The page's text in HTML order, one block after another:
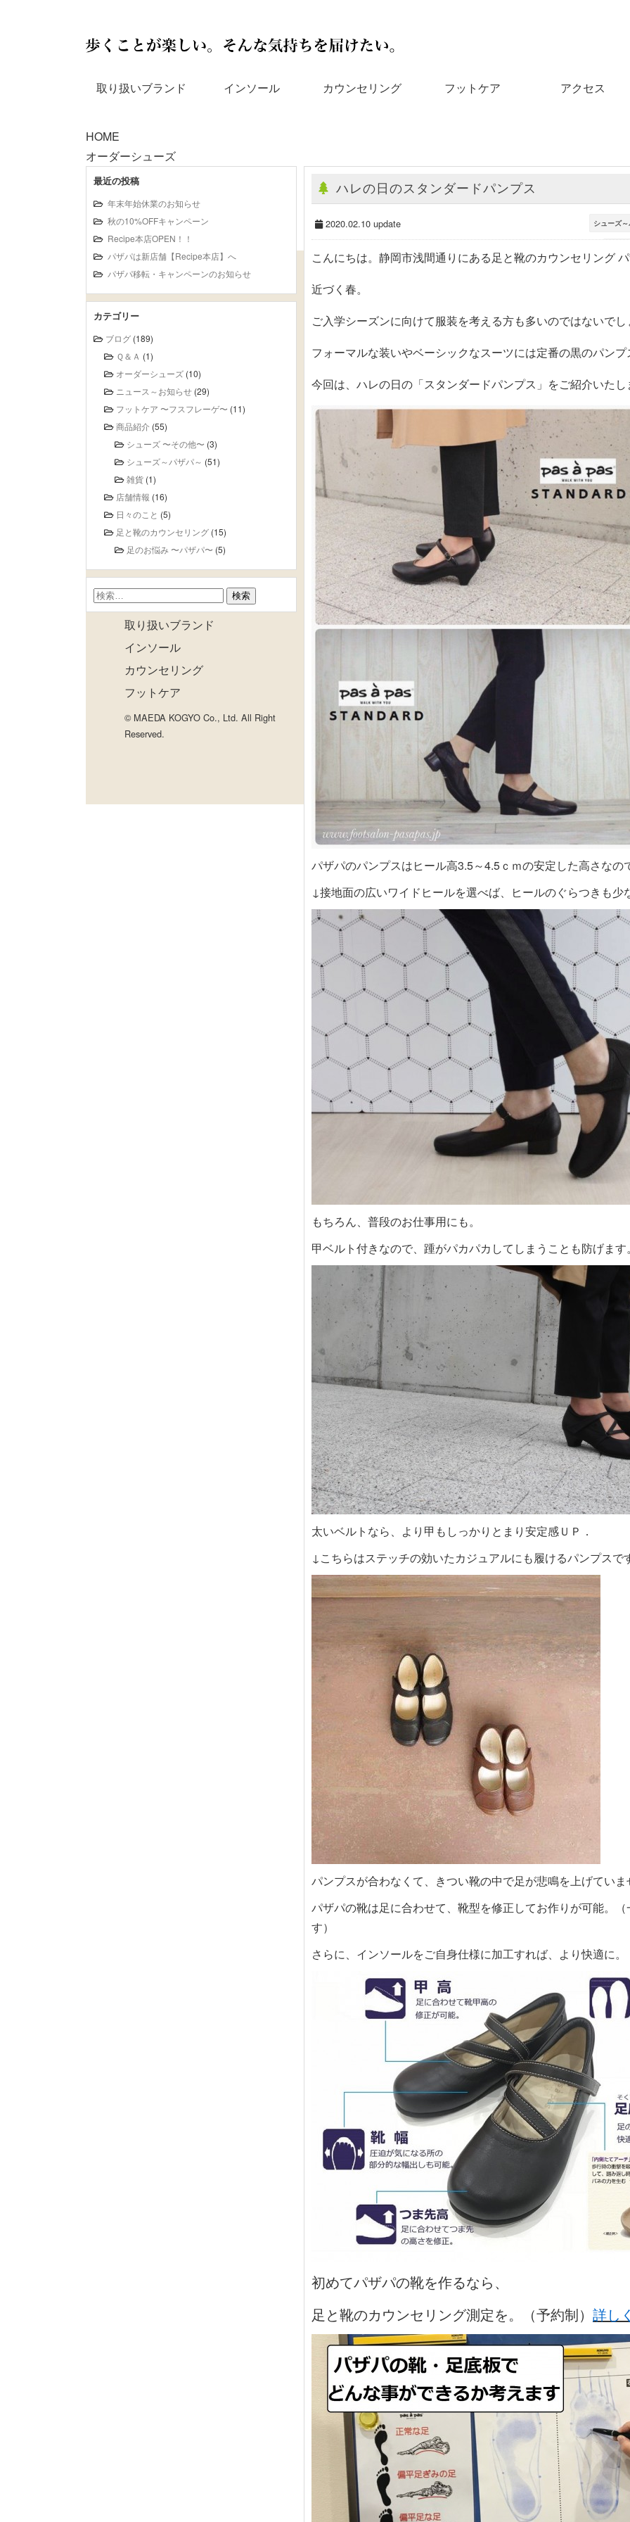
取り扱いブランド インソール カウンセリング フットケア アクセス
HOME
オーダーシューズ
ハレの日のスタンダードパンプス
シューズ
2020.02.10 update
こんにちは。静岡市浅間通りにある足と靴のカウンセリング
近づく春。
ご入学シーズンに向けて服装を考える方も多いのではないで
フォーマルな装いやベーシックなスーツには定番の黒のパンプ
今回は、ハレの日の「スタンダードパンプス」をご紹介いたし
パザパのパンプスはヒール高3.5～4.5ｃｍの安定した高さな
↓接地面の広いワイドヒールを選べば、ヒールのぐらつきも少
もちろん、普段のお仕事用にも。
甲ベルト付きなので、踵がパカパカしてしまうことも防げます
太いベルトなら、より甲もしっかりとまり安定感ＵＰ．
↓こちらはステッチの効いたカジュアルにも履けるパンプスで
パンプスが合わなくて、きつい靴の中で足が悲鳴を上げてい
パザパの靴は足に合わせて、靴型を修正してお作りが可能。
す）
さらに、インソールをご自身仕様に加工すれば、より快適に。
初めてパザパの靴を作るなら、
足と靴のカウンセリング測定を。（予約制） 詳し
最近の投稿
年末年始休業のお知らせ
秋の10%OFFキャンペーン
Recipe本店OPEN！！
パザパは新店舗【Recipe本店】へ
パザパ移転・キャンペーンのお知らせ
カテゴリー
ブログ (189)
Ｑ＆Ａ (1)
オーダーシューズ (10)
ニュース～お知らせ (29)
フットケア 〜フスフレーゲ〜 (11)
商品紹介 (55)
シューズ 〜その他〜 (3)
シューズ～パザパ～ (51)
雑貨 (1)
店舗情報 (16)
日々のこと (5)
足と靴のカウンセリング (15)
足のお悩み 〜パザパ〜 (5)
検
索:
取り扱いブランド
インソール
カウンセリング
フットケア
© MAEDA KOGYO Co., Ltd. All Right
Reserved.